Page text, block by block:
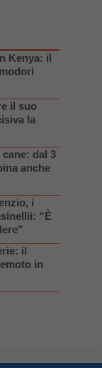
Kenya: il
il suo
la
dal 3
anche
i
“È
il
in